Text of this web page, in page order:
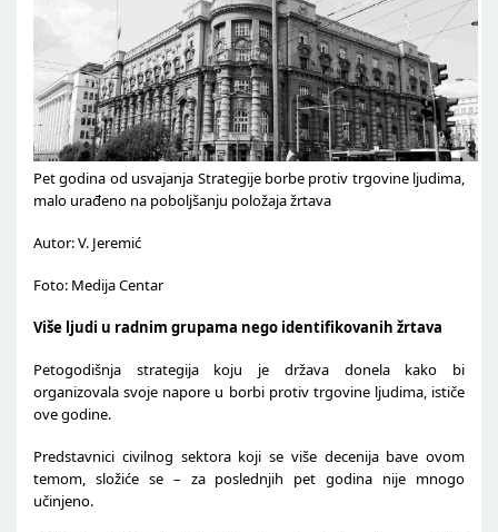
Pet godina od usvajanja Strategije borbe protiv trgovine ljudima,
malo urađeno na poboljšanju položaja žrtava
Autor: V. Jeremić
Foto: Medija Centar
Više ljudi u radnim grupama nego identifikovanih žrtava
Petogodišnja strategija koju je država donela kako bi
organizovala svoje napore u borbi protiv trgovine ljudima, ističe
ove godine.
Predstavnici civilnog sektora koji se više decenija bave ovom
temom, složiće se – za poslednjih pet godina nije mnogo
učinjeno.